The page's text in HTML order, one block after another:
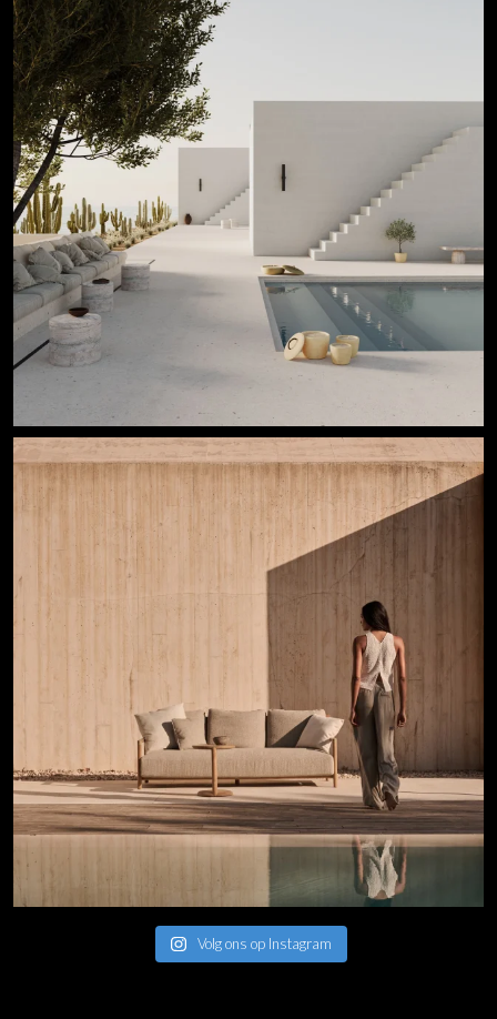
Volg ons op Instagram